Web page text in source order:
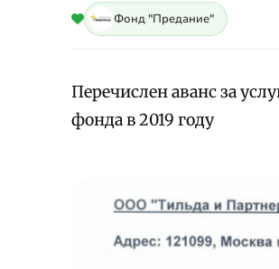
Фонд "Предание"
Перечислен аванс за
фонда в 2019 году